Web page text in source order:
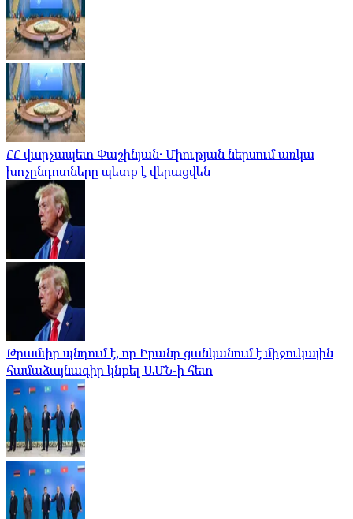
ՀՀ վարչապետ Փաշինյան․ Միության ներսում առկա
խոչընդոտները պետք է վերացվեն
Թրամփը պնդում է, որ Իրանը ցանկանում է միջուկային
համաձայնագիր կնքել ԱՄՆ-ի հետ